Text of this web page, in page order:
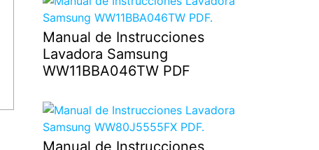
Manual de Instrucciones
Lavadora Samsung
WW11BBA046TW PDF
Manual de Instrucciones